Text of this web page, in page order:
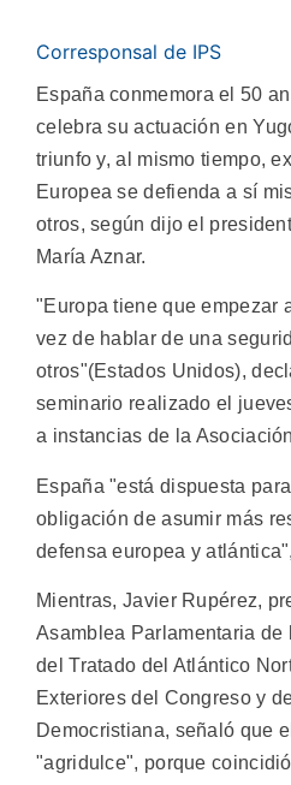
Corresponsal de IPS
España conmemora el 50
celebra su actuación en
triunfo y, al mismo tiempo,
Europea se defienda a sí
otros, según dijo el
María Aznar.
"Europa tiene que empezar
vez de hablar de una
otros"(Estados Unidos),
seminario realizado el
a instancias de la
España "está dispuesta
obligación de asumir más
defensa europea y
Mientras, Javier Rupérez,
Asamblea Parlamentaria de
del Tratado del Atlántico
Exteriores del Congreso y
Democristiana, señaló que
"agridulce", porque